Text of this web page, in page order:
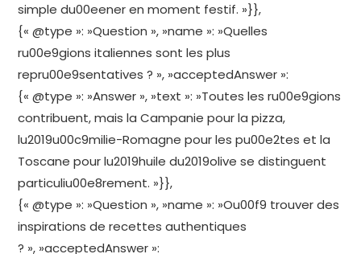
simple du00eener en moment festif. »}},
{« @type »: »Question », »name »: »Quelles
ru00e9gions italiennes sont les plus
repru00e9sentatives ? », »acceptedAnswer »:
{« @type »: »Answer », »text »: »Toutes les ru00e9gions
contribuent, mais la Campanie pour la pizza,
lu2019u00c9milie-Romagne pour les pu00e2tes et la
Toscane pour lu2019huile du2019olive se distinguent
particuliu00e8rement. »}},
{« @type »: »Question », »name »: »Ou00f9 trouver des
inspirations de recettes authentiques
? », »acceptedAnswer »: